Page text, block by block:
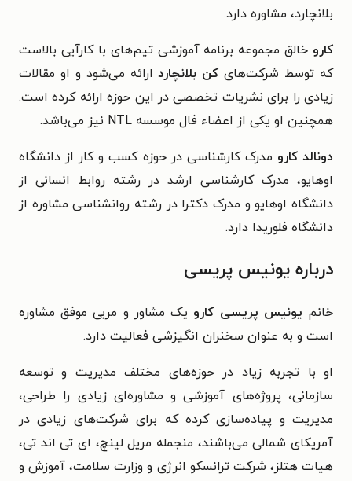
بلانچارد، مشاوره دارد.
کارو خالق مجموعه برنامه آموزشی تیم‌های با کارآیی بالاست
که توسط شرکت‌هایکن بلانچارد ارائه می‌شود و او مقالات
زیادی را برای نشریات تخصصی در این حوزه ارائه کرده است.
همچنین او یکی از اعضاء فال موسسه NTL نیز می‌باشد.
دونالد کارو مدرک کارشناسی در حوزه کسب و کار از دانشگاه
اوهایو، مدرک کارشناسی ارشد در رشته روابط انسانی از
دانشگاه اوهایو و مدرک دکترا در رشته روانشناسی مشاوره از
دانشگاه فلوریدا دارد.
درباره یونیس پریسی
خانم یونیس پریسی کارو یک مشاور و مربی موفق مشاوره
است و به عنوان سخنران انگیزشی فعالیت دارد.
او با تجربه زیاد در حوزه‌های مختلف مدیریت و توسعه
سازمانی، پروژه‌های آموزشی و مشاوره‌ای زیادی را طراحی،
مدیریت و پیاده‌سازی کرده که برای شرکت‌های زیادی در
آمریکای شمالی می‌باشند، منجمله مریل لینچ، ای تی اند تی،
هیات هتلز، شرکت ترانسکو انرژی و وزارت سلامت، آموزش و